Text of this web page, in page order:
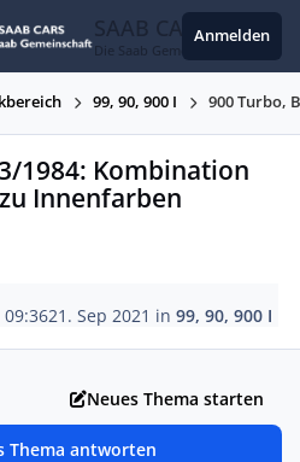
SAAB CARS
Die Saab Gemeinschaft
Anmelden
99, 90, 900 I 900 Turbo,
1984: Kombination
Innenfarben
21. Sep 2021 in99, 90, 900 I
Neues Thema starten
Thema antworten